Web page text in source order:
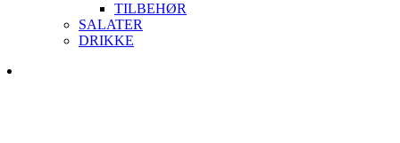
TILBEHØR
SALATER
DRIKKE
Skip